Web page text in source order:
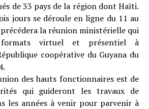
de 33 pays de la région dont Haïti.
jours se déroule en ligne du 11 au
précédera la réunion ministérielle qui
virtuel et présentiel à
coopérative du Guyana du
des hauts fonctionnaires est de
qui guideront les travaux de
les années à venir pour parvenir à